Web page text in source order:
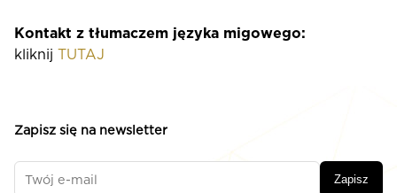
Kontakt z tłumaczem języka migowego:
kliknij TUTAJ
Zapisz się na newsletter
Zapisz